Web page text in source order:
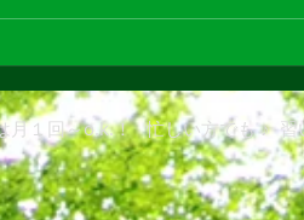
月１回～o.k.！ 忙しい方でも ♪